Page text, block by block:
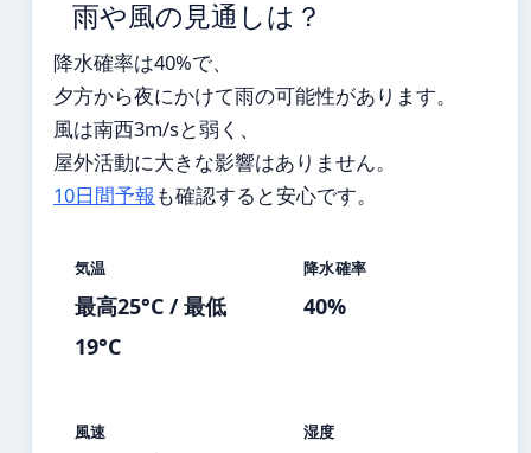
雨や風の見通しは？
降水確率は40%で、
夕方から夜にかけて雨の可能性があります。
風は南西3m/sと弱く、
屋外活動に大きな影響はありません。
10日間予報 も確認すると安心です。
気温
最高25°C / 最低
19°C
降水確率
40%
風速 湿度